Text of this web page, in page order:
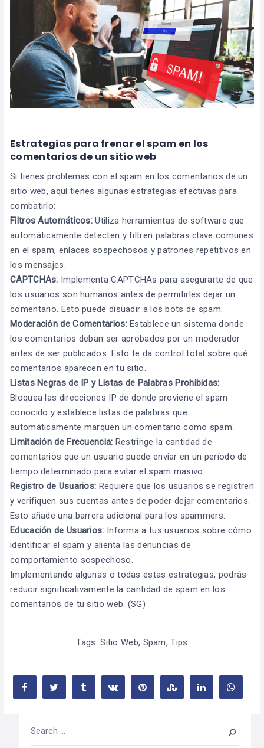
Estrategias para frenar el spam en los
comentarios de un sitio web
Si tienes problemas con el spam en los comentarios de un
sitio web, aquí tienes algunas estrategias efectivas para
combatirlo:
Filtros Automáticos: Utiliza herramientas de software que
automáticamente detecten y filtren palabras clave comunes
en el spam, enlaces sospechosos y patrones repetitivos en
los mensajes.
CAPTCHAs: Implementa CAPTCHAs para asegurarte de que
los usuarios son humanos antes de permitirles dejar un
comentario. Esto puede disuadir a los bots de spam.
Moderación de Comentarios:Establece un sistema donde
los comentarios deban ser aprobados por un moderador
antes de ser publicados. Esto te da control total sobre qué
comentarios aparecen en tu sitio.
Listas Negras de IP y Listas de Palabras Prohibidas:
Bloquea las direcciones IP de donde proviene el spam
conocido y establece listas de palabras que
automáticamente marquen un comentario como spam.
Limitación de Frecuencia: Restringe la cantidad de
comentarios que un usuario puede enviar en un período de
tiempo determinado para evitar el spam masivo.
Registro de Usuarios: Requiere que los usuarios se registren
y verifiquen sus cuentas antes de poder dejar comentarios.
Esto añade una barrera adicional para los spammers.
Educación de Usuarios: Informa a tus usuarios sobre cómo
identificar el spam y alienta las denuncias de
comportamiento sospechoso.
Implementando algunas o todas estas estrategias, podrás
reducir significativamente la cantidad de spam en los
comentarios de tu sitio web. (SG)
Tags:Sitio Web, Spam,Tips